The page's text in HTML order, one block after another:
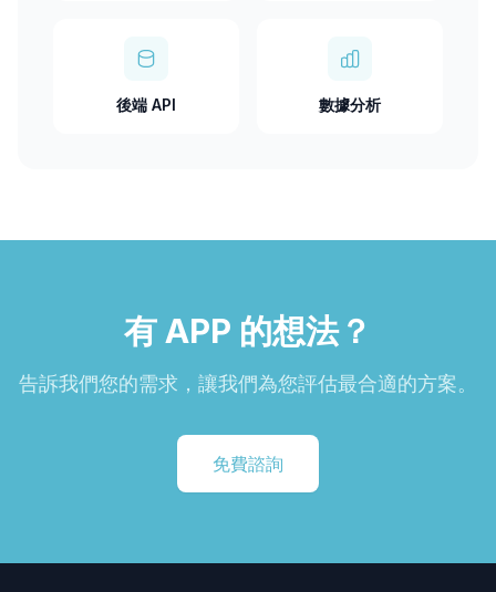
後端 API 數據分析
有 APP 的想法？
告訴我們您的需求，讓我們為您評估最合適的方案。
免費諮詢